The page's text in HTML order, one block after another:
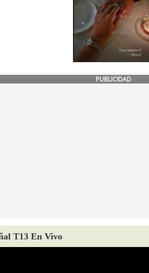
PUBLICIDAD
T13 En Vivo